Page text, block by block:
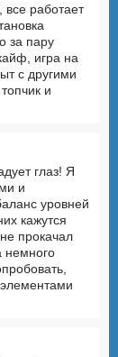
работает
за пару
игра на
с другими
и
глаз! Я
и
уровней
кажутся
прокачал
немного